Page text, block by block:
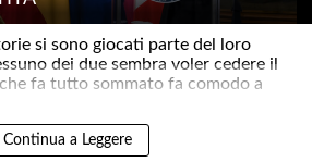
si sono giocati parte del loro
dei due sembra voler cedere il
fa tutto sommato fa comodo a
Continua a Leggere